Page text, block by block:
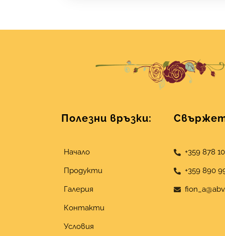
Полезни връзки:
Начало
Продукти
Галерия
Контакти
Условия
+359 878
+359 890